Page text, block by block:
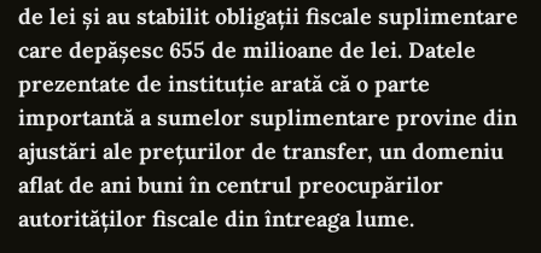
de lei și au stabilit obligații fiscale suplimentare
care depășesc 655 de milioane de lei. Datele
prezentate de instituție arată că o parte
importantă a sumelor suplimentare provine din
ajustări ale prețurilor de transfer, un domeniu
aflat de ani buni în centrul preocupărilor
autorităților fiscale din întreaga lume.